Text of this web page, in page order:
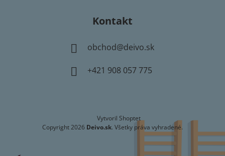
Kontakt
obchod@deivo.sk
+421 908 057 775
Vytvoril Shoptet
Copyright 2026 Deivo.sk. Všetky práva vyhradené.